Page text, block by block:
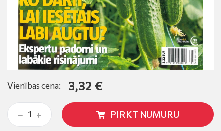
Vienības cena: 3,32 €
PIRKT NUMURU